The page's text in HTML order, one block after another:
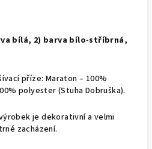
bílá, 2) barva bílo-stříbrná,
příze: Maraton – 100%
polyester (Stuha Dobruška).
je dekorativní a velmi
zacházení.